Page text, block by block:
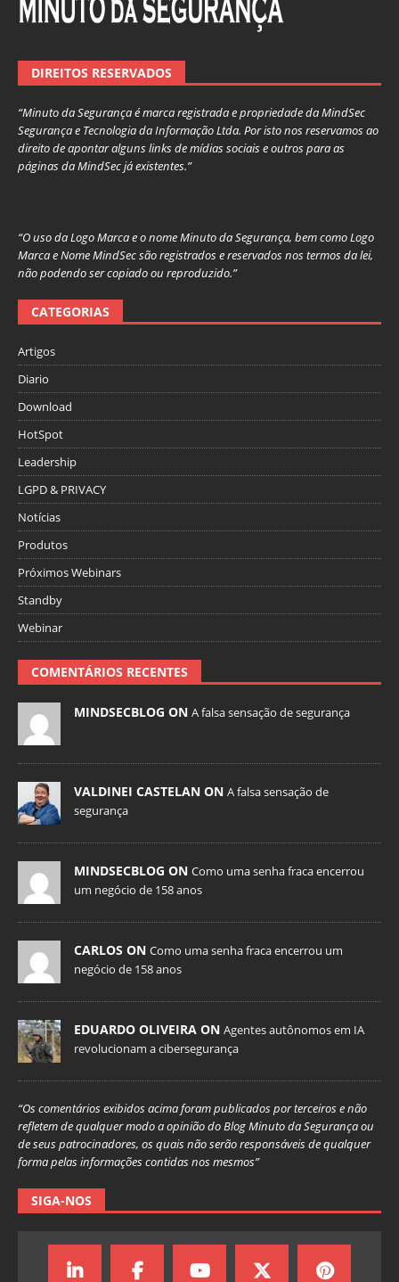
DIREITOS RESERVADOS
“Minuto da Segurança é marca registrada e propriedade da MindSec
Segurança e Tecnologia da Informação Ltda. Por isto nos reservamos ao
direito de apontar alguns links de mídias sociais e outros para as
páginas da MindSec já existentes.”
“O uso da Logo Marca e o nome Minuto da Segurança, bem como Logo
Marca e Nome MindSec são registrados e reservados nos termos da lei,
não podendo ser copiado ou reproduzido.”
CATEGORIAS
Artigos
Diario
Download
HotSpot
Leadership
LGPD & PRIVACY
Notícias
Produtos
Próximos Webinars
Standby
Webinar
COMENTÁRIOS RECENTES
MINDSECBLOG ON A falsa sensação de segurança
VALDINEI CASTELAN ON A falsa sensação de
segurança
MINDSECBLOG ON Como uma senha fraca encerrou
um negócio de 158 anos
CARLOS ON Como uma senha fraca encerrou um
negócio de 158 anos
EDUARDO OLIVEIRA ON Agentes autônomos em IA
revolucionam a cibersegurança
“Os comentários exibidos acima foram publicados por terceiros e não
refletem de qualquer modo a opinião do Blog Minuto da Segurança ou
de seus patrocinadores, os quais não serão responsáveis de qualquer
forma pelas informações contidas nos mesmos”
SIGA-NOS